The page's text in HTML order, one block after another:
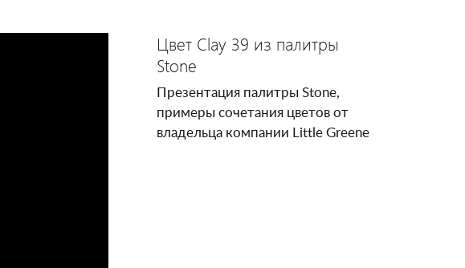
Цвет Clay 39 из палитры
Stone
Презентация палитры Stone,
примеры сочетания цветов от
владельца компании Little Greene